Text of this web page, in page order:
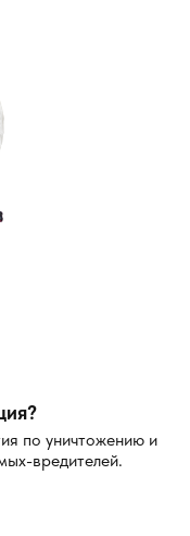
Насекомые
и переносят яд в
всей семьи.
труднодоступных
поэтому
ловушки.
он
гибель муравьёв.
по уничтожению и
вредителей.